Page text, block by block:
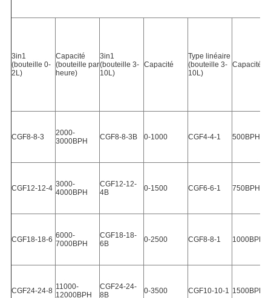
3in1
(bouteille 0-
2L)
Capacité
(bouteille par
heure)
3in1
(bouteille 3-
10L)
Capacité
Type linéaire
(bouteille 3-
10L)
Capacité
CGF8-8-3
2000-
3000BPH
CGF8-8-3B 0-1000 CGF4-4-1 500BPH
CGF12-12-4 3000-
4000BPH
CGF12-12-
4B
0-1500 CGF6-6-1 750BPH
CGF18-18-6 6000-
7000BPH
CGF18-18-
6B
0-2500 CGF8-8-1 1000BPH
CGF24-24-8 11000-
12000BPH
CGF24-24-
8B
0-3500 CGF10-10-1 1500BPH